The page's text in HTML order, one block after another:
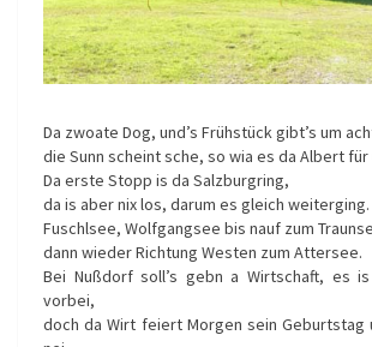
Da zwoate Dog, und’s Frühstück gibt’s um
die Sunn scheint sche, so wia es da Albert für
Da erste Stopp is da Salzburgring,
da is aber nix los, darum es gleich weiterging.
Fuschlsee, Wolfgangsee bis nauf zum
dann wieder Richtung Westen zum Attersee.
Bei Nußdorf soll’s gebn a Wirtschaft, es
vorbei,
doch da Wirt feiert Morgen sein Geburtstag